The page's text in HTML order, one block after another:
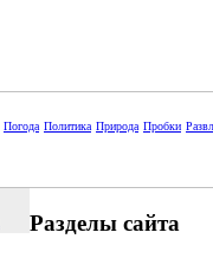
Погода Политика Природа Пробки
Разделы сайта